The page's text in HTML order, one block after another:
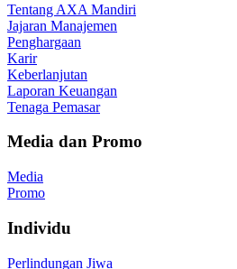
Tentang AXA Mandiri
Jajaran Manajemen
Penghargaan
Karir
Keberlanjutan
Laporan Keuangan
Tenaga Pemasar
Media dan Promo
Media
Promo
Individu
Perlindungan Jiwa